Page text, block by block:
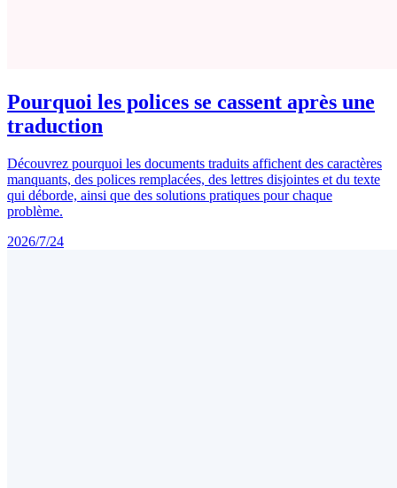
Pourquoi les polices se cassent après une
traduction
Découvrez pourquoi les documents traduits affichent des caractères
manquants, des polices remplacées, des lettres disjointes et du texte
qui déborde, ainsi que des solutions pratiques pour chaque
problème.
2026/7/24